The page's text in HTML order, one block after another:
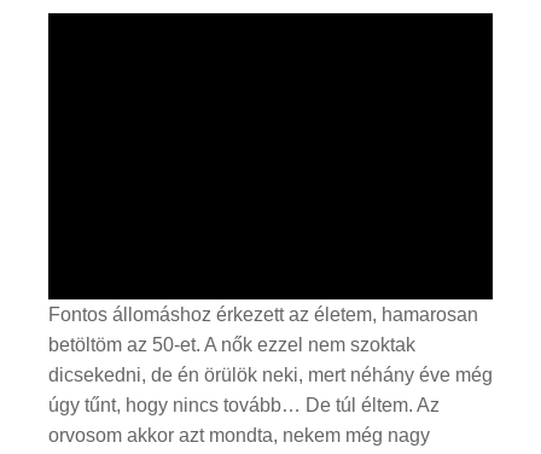
Fontos állomáshoz érkezett az életem, hamarosan
betöltöm az 50-et. A nők ezzel nem szoktak
dicsekedni, de én örülök neki, mert néhány éve még
úgy tűnt, hogy nincs tovább… De túl éltem. Az
orvosom akkor azt mondta, nekem még nagy